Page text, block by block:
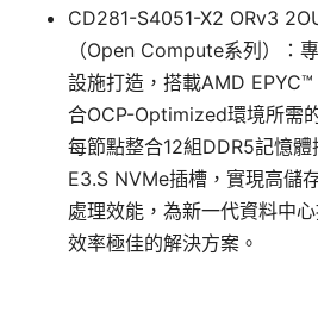
CD281-S4051-X2 ORv3
（Open Compute系列）：
設施打造，搭載AMD
合OCP-Optimized環境所需
每節點整合12組DDR5記憶
E3.S NVMe插槽，實現高儲
處理效能，為新一代資料中
效率極佳的解決方案。